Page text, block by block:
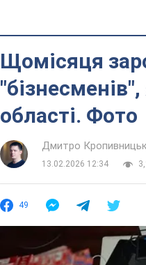
Щомісяця
області. Фото
Дмитро
13.02.2026 12:34
49